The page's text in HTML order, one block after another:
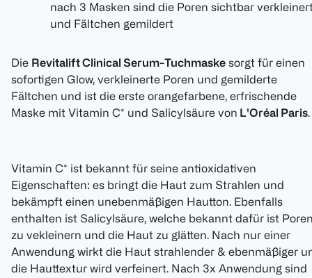
nach 3 Masken sind die Poren sichtbar
und Fältchen gemildert
Die Revitalift Clinical Serum-Tuchmaske sorgt für einen
sofortigen Glow, verkleinerte Poren und gemilderte
Fältchen und ist die erste orangefarbene, erfrischende
Maske mit Vitamin C* und Salicylsäure von L'Oréal Paris.
Vitamin C* ist bekannt für seine antioxidativen
Eigenschaften: es bringt die Haut zum Strahlen und
bekämpft einen unebenmäßigen Hautton. Ebenfalls
enthalten ist Salicylsäure, welche bekannt dafür ist
zu vekleinern und die Haut zu glätten. Nach nur einer
Anwendung wirkt die Haut strahlender & ebenmäßiger
die Hauttextur wird verfeinert. Nach 3x Anwendung sind